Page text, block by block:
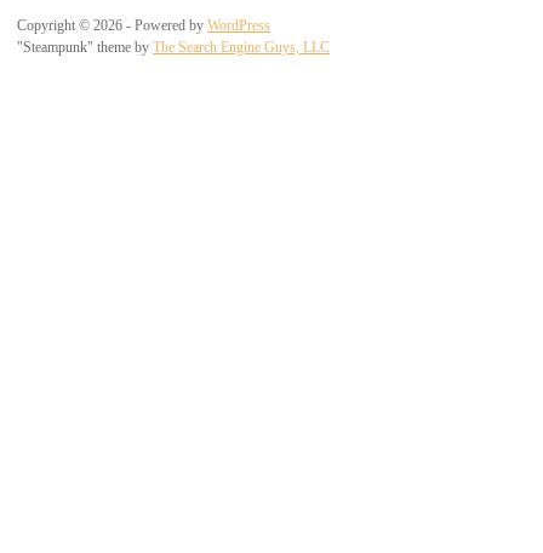
Copyright © 2026 - Powered by WordPress
"Steampunk" theme by The Search Engine Guys, LLC